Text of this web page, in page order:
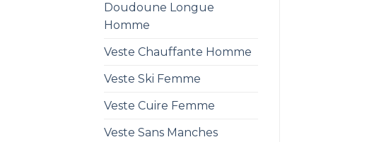
Doudoune Longue
Homme
Veste Chauffante Homme
Veste Ski Femme
Veste Cuire Femme
Veste Sans Manches